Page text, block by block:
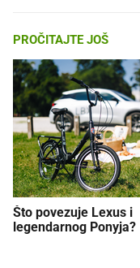
PROČITAJTE JOŠ
Što povezuje Lexus i
legendarnog Ponyja?